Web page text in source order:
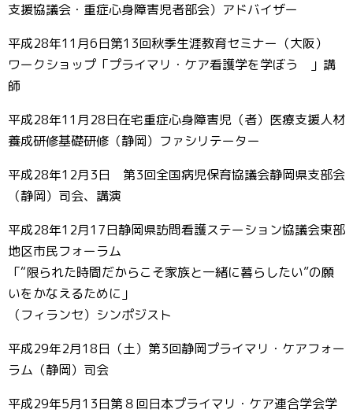
支援協議会・重症心身障害児者部会）アドバイザー
平成28年11月6日第13回秋季生涯教育セミナー（大阪）
ワークショップ「プライマリ・ケア看護学を学ぼう 」講
師
平成28年11月28日在宅重症心身障害児（者）医療支援人材
養成研修基礎研修（静岡）ファシリテーター
平成28年12月3日 第3回全国病児保育協議会静岡県支部会
（静岡）司会、講演
平成28年12月17日静岡県訪問看護ステーション協議会東部
地区市民フォーラム
「“限られた時間だからこそ家族と一緒に暮らしたい”の願
いをかなえるために」
（フィランセ）シンポジスト
平成29年2月18日（土）第3回静岡プライマリ・ケアフォー
ラム（静岡）司会
平成29年5月13日第８回日本プライマリ・ケア連合学会学